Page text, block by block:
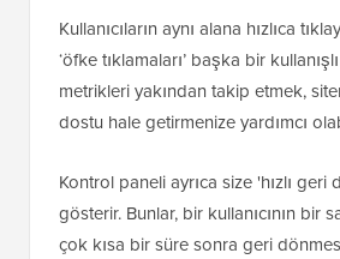
Kullanıcıların aynı alana hızlıca
‘öfke tıklamaları’ başka bir
metrikleri yakından takip etmek,
dostu hale getirmenize yardımcı
Kontrol paneli ayrıca size 'hızlı geri
gösterir. Bunlar, bir kullanıcının bir
çok kısa bir süre sonra geri